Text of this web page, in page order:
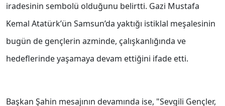
iradesinin sembolü olduğunu belirtti. Gazi Mustafa
Kemal Atatürk’ün Samsun’da yaktığı istiklal meşalesinin
bugün de gençlerin azminde, çalışkanlığında ve
hedeflerinde yaşamaya devam ettiğini ifade etti.
Başkan Şahin mesajının devamında ise, "Sevgili Gençler,